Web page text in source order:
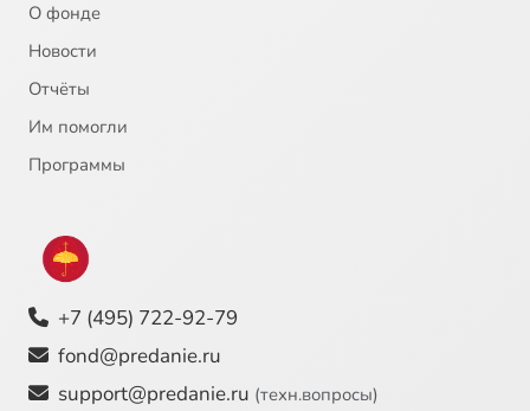
О фонде
Новости
Отчёты
Им помогли
Программы
+7 (495) 722-92-79
fond@predanie.ru
support@predanie.ru (техн.вопросы)